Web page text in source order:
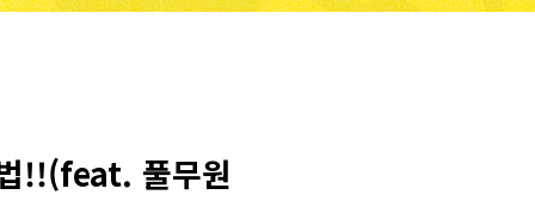
!!(feat. 풀무원